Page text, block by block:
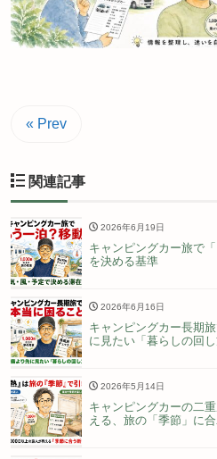
« Prev
関連記事
2026年6月19日
キャンピングカー旅で
を決める基準
2026年6月16日
キャンピングカー長期
に見たい「暮らしの回し
2026年5月14日
キャンピングカーの二
える、旅の「季節」に